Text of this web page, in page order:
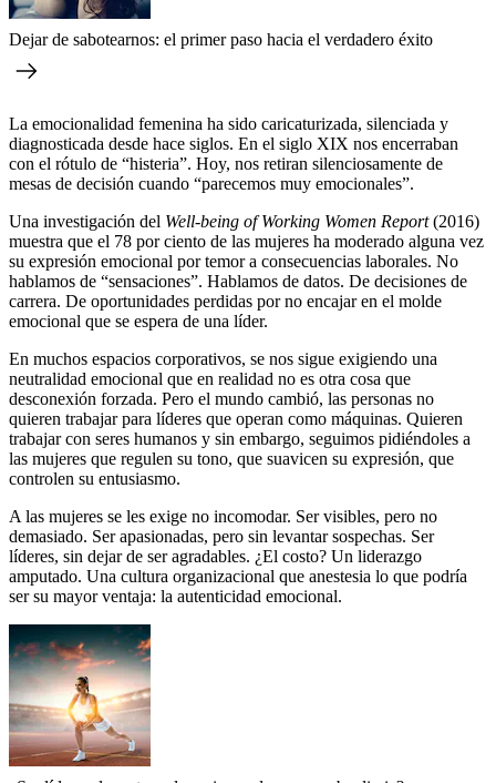
Dejar de sabotearnos: el primer paso hacia el verdadero éxito
La emocionalidad femenina ha sido caricaturizada, silenciada y
diagnosticada desde hace siglos. En el siglo XIX nos encerraban
con el rótulo de “histeria”. Hoy, nos retiran silenciosamente de
mesas de decisión cuando “parecemos muy emocionales”.
Una investigación del Well-being of Working Women Report(2016)
muestra que el 78 por ciento de las mujeres ha moderado alguna vez
su expresión emocional por temor a consecuencias laborales. No
hablamos de “sensaciones”. Hablamos de datos. De decisiones de
carrera. De oportunidades perdidas por no encajar en el molde
emocional que se espera de una líder.
En muchos espacios corporativos, se nos sigue exigiendo una
neutralidad emocional que en realidad no es otra cosa que
desconexión forzada. Pero el mundo cambió, las personas no
quieren trabajar para líderes que operan como máquinas. Quieren
trabajar con seres humanos y sin embargo, seguimos pidiéndoles a
las mujeres que regulen su tono, que suavicen su expresión, que
controlen su entusiasmo.
A las mujeres se les exige no incomodar. Ser visibles, pero no
demasiado. Ser apasionadas, pero sin levantar sospechas. Ser
líderes, sin dejar de ser agradables. ¿El costo? Un liderazgo
amputado. Una cultura organizacional que anestesia lo que podría
ser su mayor ventaja: la autenticidad emocional.